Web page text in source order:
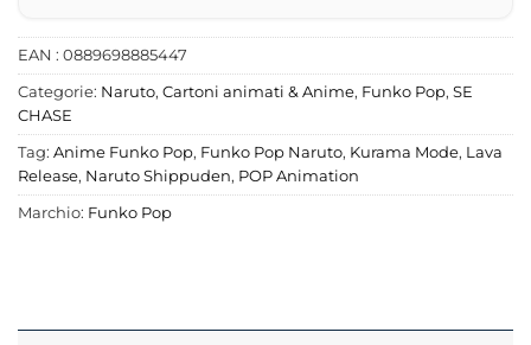
EAN : 0889698885447
Categorie: Naruto, Cartoni animati & Anime, Funko Pop, SE
CHASE
Tag: Anime Funko Pop, Funko Pop Naruto, Kurama Mode, Lava
Release, Naruto Shippuden, POP Animation
Marchio: Funko Pop